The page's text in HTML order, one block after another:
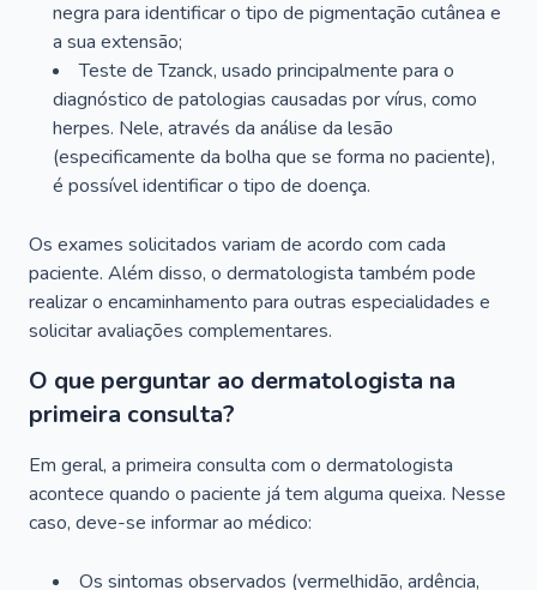
negra para identificar o tipo de pigmentação cutânea e
a sua extensão;
Teste de Tzanck, usado principalmente para o
diagnóstico de patologias causadas por vírus, como
herpes. Nele, através da análise da lesão
(especificamente da bolha que se forma no paciente),
é possível identificar o tipo de doença.
Os exames solicitados variam de acordo com cada
paciente. Além disso, o dermatologista também pode
realizar o encaminhamento para outras especialidades e
solicitar avaliações complementares.
O que perguntar ao dermatologista na
primeira consulta?
Em geral, a primeira consulta com o dermatologista
acontece quando o paciente já tem alguma queixa. Nesse
caso, deve-se informar ao médico:
Os sintomas observados (vermelhidão, ardência,